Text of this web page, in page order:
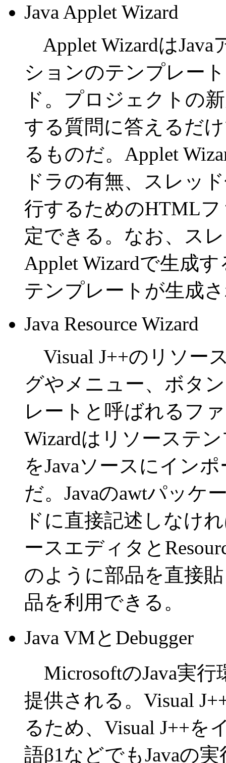
Java Applet Wizard
Applet Wizardは
ションのテンプレー
ド。プロジェクトの
する質問に答えるだ
るものだ。Applet
ドラの有無、スレッ
行するためのHTML
定できる。なお、ス
Applet Wizardで生成
テンプレートが生成
Java Resource Wizard
Visual J++のリソー
グやメニュー、ボタ
レートと呼ばれるフ
Wizardはリソーステ
をJavaソースにイン
だ。Javaのawtパッケ
ドに直接記述しなけ
ースエディタと
のように部品を直接
品を利用できる。
Java VMとDebugger
MicrosoftのJava実
提供される。Visual
るため、Visual J++を
語β1などでもJavaの